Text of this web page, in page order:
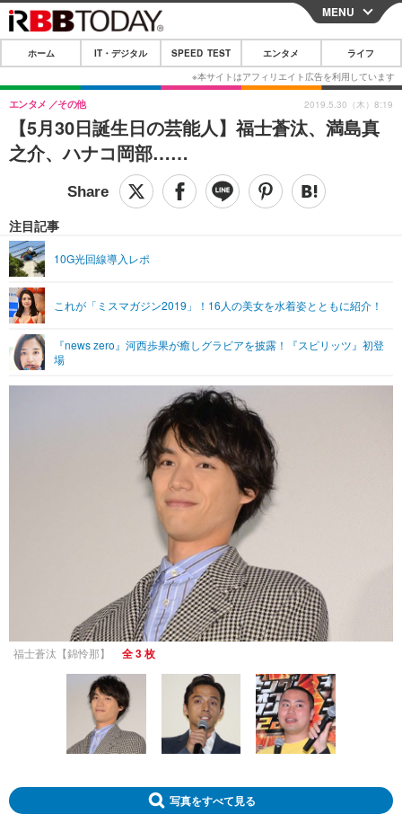
CLOSE
ホーム
IT・デジタル
IT・デジタルTOP スマートフォン
ショッピング その他
SPEED TEST
エンタメTOP 映画・ドラマ
グラビア ブログ
ショッピング その他
ライフTOP
リリース一覧
プッシュ通知の停止方法
MENU
ホーム IT・デジタル SPEED TEST エンタメ ライフ
【5月30日誕生日の芸能人】福士蒼汰、満島真
之介、ハナコ岡部……
エンタメ その他
注目記事
10G光回線導入レポ
これが「ミスマガジン2019」！16人の美女を水着姿とともに紹介！
『news zero』河西歩果が癒しグラビアを披露！『スピリッツ』初登
場
2019.5.30（木）8:19
福士蒼汰【錦怜那】 全 3 枚
写真をすべて見る